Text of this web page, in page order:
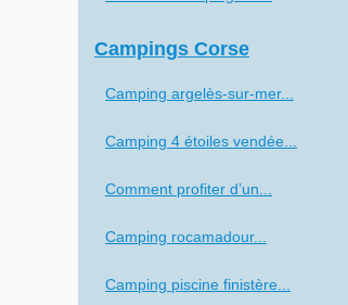
Campings Corse
Camping argelès-sur-mer...
Camping 4 étoiles vendée...
Comment profiter d’un...
Camping rocamadour...
Camping piscine finistère...